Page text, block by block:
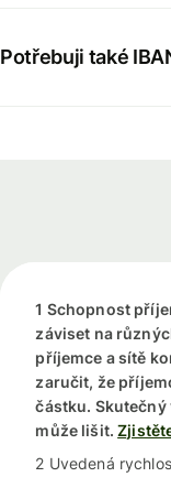
Potřebuji také
1 Schopnost
záviset na
příjemce a sítě
zaručit, že
částku.
může lišit.
2 Uvedená